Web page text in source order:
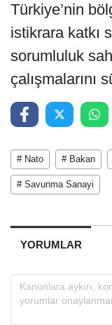
Türkiye’nin
istikrara katkı
sorumluluk
çalışmalarını
# Nato # Bakan
# Savunma Sanayi
YORUMLAR